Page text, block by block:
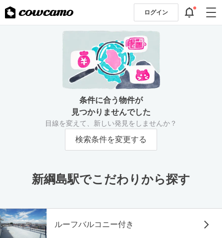
ログイン
条件に合う物件が
見つかりませんでした
目線を変えて、新しい発見をしませんか？
検索条件を変更する
新綱島駅でこだわりから探す
ルーフバルコニー付き